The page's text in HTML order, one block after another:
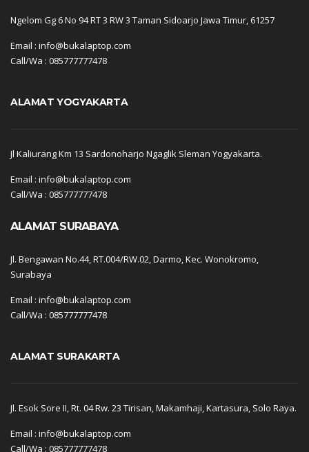
Ngelom Gg 6 No 94 RT 3 RW 3 Taman Sidoarjo Jawa Timur, 61257
Email : info@bukalaptop.com
Call/Wa : 085777777478
ALAMAT YOGYAKARTA
Jl Kaliurang Km 13 Sardonoharjo Ngaglik Sleman Yogyakarta.
Email : info@bukalaptop.com
Call/Wa : 085777777478
ALAMAT SURABAYA
Jl. Bengawan No.44, RT.004/RW.02, Darmo, Kec. Wonokromo,
Surabaya
Email : info@bukalaptop.com
Call/Wa : 085777777478
ALAMAT SURAKARTA
Jl. Esok Sore II, Rt. 04 Rw. 23 Tirisan, Makamhaji, Kartasura, Solo Raya.
Email : info@bukalaptop.com
Call/Wa : 085777777478